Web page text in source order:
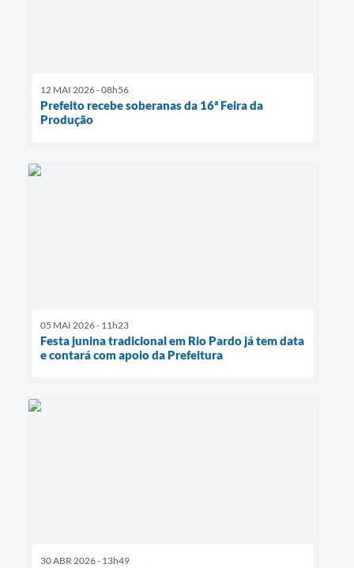
12 MAI 2026 - 08h56
Prefeito recebe soberanas da 16ª Feira da
Produção
05 MAI 2026 - 11h23
Festa junina tradicional em Rio Pardo já tem data
e contará com apoio da Prefeitura
30 ABR 2026 - 13h49